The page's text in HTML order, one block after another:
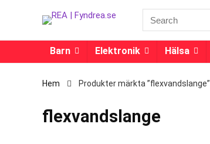
Barn Elektronik Hälsa
Hem Produkter märkta ”flexvandslange”
flexvandslange